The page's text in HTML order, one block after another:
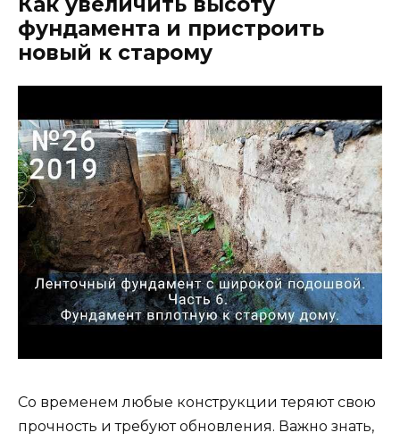
фундамента и пристроить
новый к старому
Со временем любые конструкции теряют свою
прочность и требуют обновления. Важно знать,